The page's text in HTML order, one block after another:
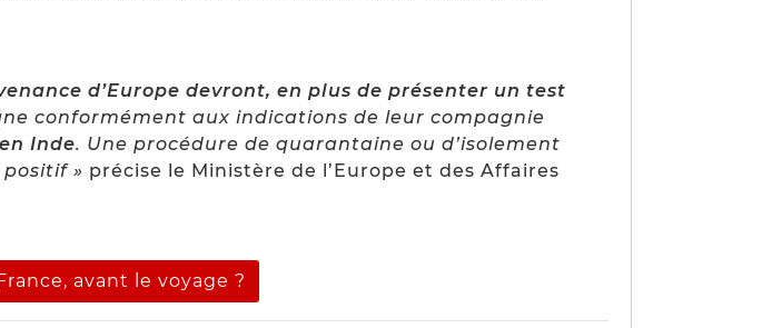
d’Europe devront, en plus de présenter un test
conformément aux indications de leur compagnie
Inde. Une procédure de quarantaine ou d’isolement
» précise le Ministère de l’Europe et des Affaires
avant le voyage ?